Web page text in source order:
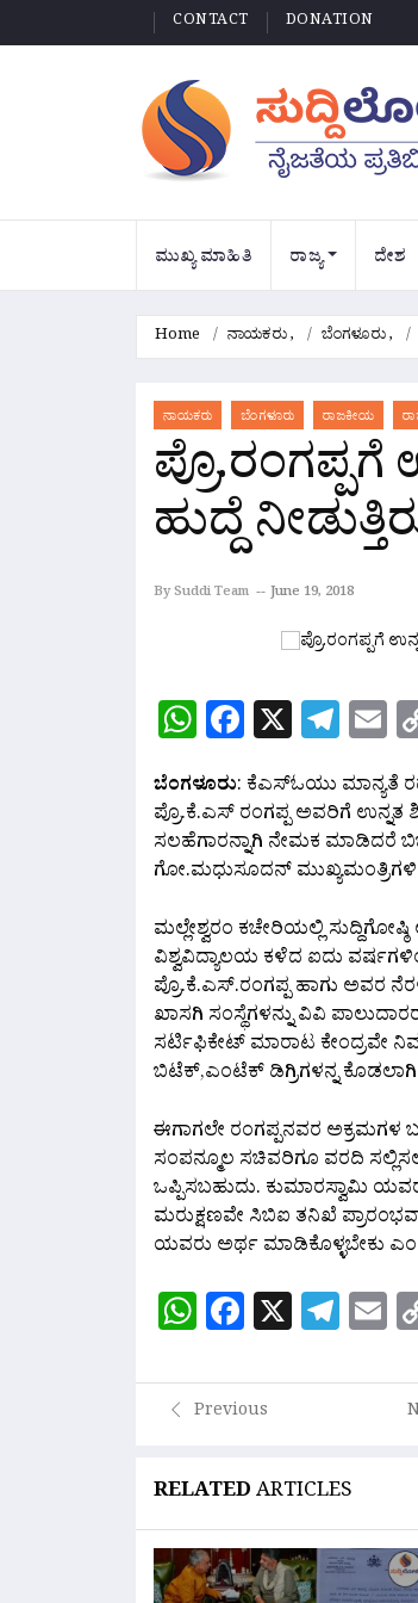
CONTACT DONATION
ಮುಖ್ಯ ಮಾಹಿತಿ ರಾಜ್ಯ ದೇಶ
Home ನಾಯಕರು, ಬೆಂಗಳೂರು,
ನಾಯಕರು ಬೆಂಗಳೂರು ರಾಜಕೀಯ
ಹುದ್ದೆ
By Suddi Team June 19, 2018
WhatsApp
Facebook
X
ಬೆಂಗಳೂರು: ಕೆಎಸ್‌ಓಯು ಮಾನ್ಯತೆ
ಪ್ರೊ.ಕೆ.ಎಸ್ ರಂಗಪ್ಪ ಅವರಿಗೆ ಉನ್ನತ
ಸಲಹೆಗಾರನ್ನಾಗಿ ‌ನೇಮಕ
ಗೋ.ಮಧುಸೂದನ್ ಮುಖ್ಯಮಂತ್ರಿಗಳಿಗೆ
ಮಲ್ಲೇಶ್ವರಂ ಕಚೇರಿಯಲ್ಲಿ
ವಿಶ್ವವಿದ್ಯಾಲಯ ಕಳೆದ ಐದು
ಪ್ರೊ.ಕೆ.ಎಸ್.ರಂಗಪ್ಪ ಹಾಗು ಅವರ
ಖಾಸಗಿ ಸಂಸ್ಥೆಗಳನ್ನು ವಿವಿ
ಸರ್ಟಿಫಿಕೇಟ್ ಮಾರಾಟ ಕೇಂದ್ರವೇ
ಬಿಟೆಕ್,ಎಂಟೆಕ್ ಡಿಗ್ರಿಗಳನ್ನ
ಈಗಾಗಲೇ ರಂಗಪ್ಪನವರ ಅಕ್ರಮಗಳ
ಸಂಪನ್ಮೂಲ ಸಚಿವರಿಗೂ ವರದಿ
ಒಪ್ಪಿಸಬಹುದು. ಕುಮಾರಸ್ವಾಮಿ
ಮರುಕ್ಷಣವೇ ಸಿಬಿಐ ತನಿಖೆ
ಯವರು ಅರ್ಥ ಮಾಡಿಕೊಳ್ಳಬೇಕು
WhatsApp
Facebook
X
Previous
RELATEDARTICLES